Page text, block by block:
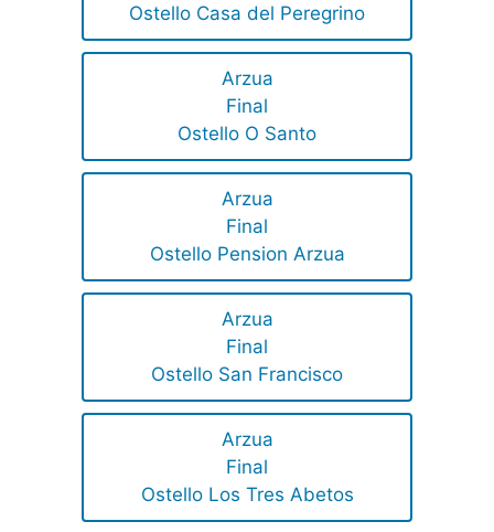
Ostello Casa del Peregrino
Arzua
Final
Ostello O Santo
Arzua
Final
Ostello Pension Arzua
Arzua
Final
Ostello San Francisco
Arzua
Final
Ostello Los Tres Abetos